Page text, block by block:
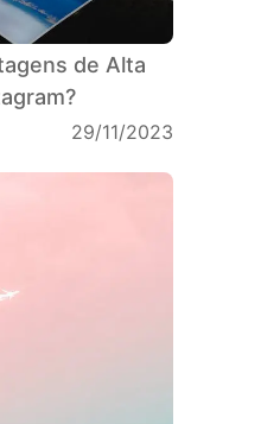
de Alta
29/11/2023